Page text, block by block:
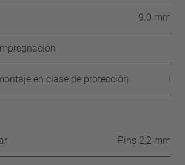
9.0 mm
en clase de protección I
Pins 2,2 mm